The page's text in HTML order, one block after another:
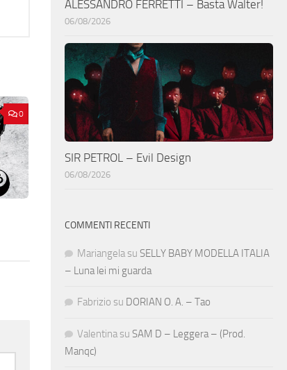
0
ALESSANDRO FERRETTI – Basta Walter!
06/08/2026
SIR PETROL – Evil Design
06/08/2026
COMMENTI RECENTI
Mariangela su SELLY BABY MODELLA ITALIA
– Luna lei mi guarda
Fabrizio su DORIAN O. A. – Tao
Valentina su SAM D – Leggera – (Prod.
Manqc)